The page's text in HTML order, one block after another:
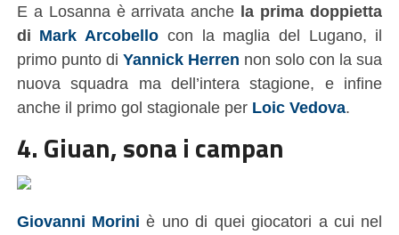
E a Losanna è arrivata anche la prima doppietta
di Mark Arcobello con la maglia del Lugano, il
primo punto di Yannick Herren non solo con la sua
nuova squadra ma dell’intera stagione, e infine
anche il primo gol stagionale per Loic Vedova.
4. Giuan, sona i campan
Giovanni Morini è uno di quei giocatori a cui nel